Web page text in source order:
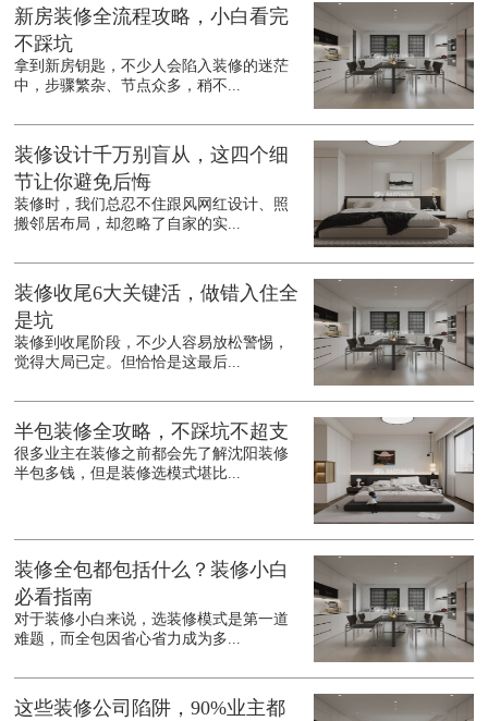
新房装修全流程攻略，小白看完
不踩坑
拿到新房钥匙，不少人会陷入装修的迷茫
中，步骤繁杂、节点众多，稍不...
装修设计千万别盲从，这四个细
节让你避免后悔
装修时，我们总忍不住跟风网红设计、照
搬邻居布局，却忽略了自家的实...
装修收尾6大关键活，做错入住全
是坑
装修到收尾阶段，不少人容易放松警惕，
觉得大局已定。但恰恰是这最后...
半包装修全攻略，不踩坑不超支
很多业主在装修之前都会先了解沈阳装修
半包多钱，但是装修选模式堪比...
装修全包都包括什么？装修小白
必看指南
对于装修小白来说，选装修模式是第一道
难题，而全包因省心省力成为多...
这些装修公司陷阱，90%业主都